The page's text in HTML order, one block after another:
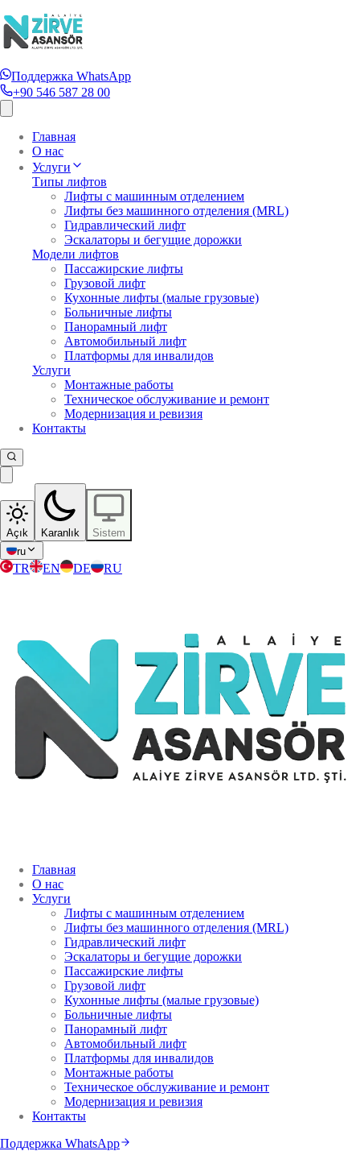
Поддержка WhatsApp
+90 546 587 28 00
Главная
О нас
Услуги
Типы лифтов
Лифты с машинным отделением
Лифты без машинного отделения (MRL)
Гидравлический лифт
Эскалаторы и бегущие дорожки
Модели лифтов
Пассажирские лифты
Грузовой лифт
Кухонные лифты (малые грузовые)
Больничные лифты
Панорамный лифт
Автомобильный лифт
Платформы для инвалидов
Услуги
Монтажные работы
Техническое обслуживание и ремонт
Модернизация и ревизия
Контакты
Açık Karanlık
Sistem
ru
TR EN DE RU
Главная
О нас
Услуги
Лифты с машинным отделением
Лифты без машинного отделения (MRL)
Гидравлический лифт
Эскалаторы и бегущие дорожки
Пассажирские лифты
Грузовой лифт
Кухонные лифты (малые грузовые)
Больничные лифты
Панорамный лифт
Автомобильный лифт
Платформы для инвалидов
Монтажные работы
Техническое обслуживание и ремонт
Модернизация и ревизия
Контакты
Поддержка WhatsApp